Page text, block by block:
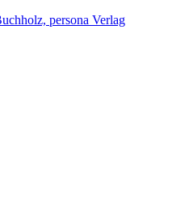
persona Verlag